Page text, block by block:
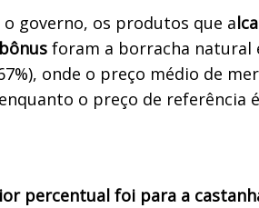
o governo, os produtos que a
foram a borracha natural
onde o preço médio de
o preço de referência
percentual foi para a